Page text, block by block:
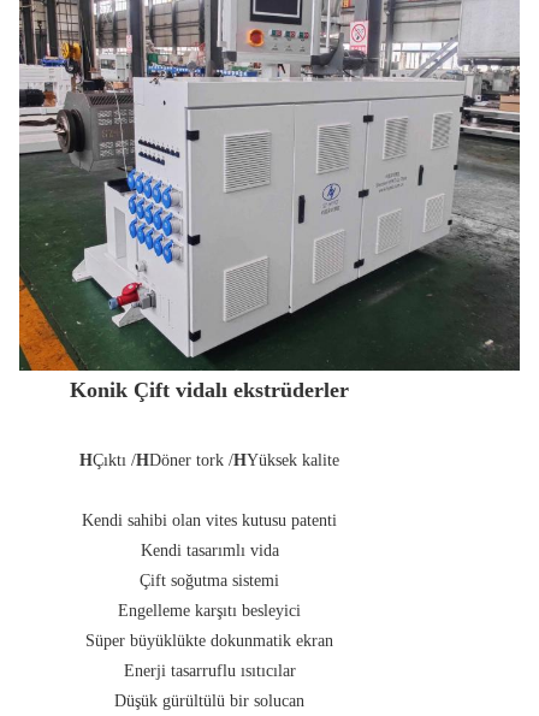
Konik Çift vidalı ekstrüderler
HÇıktı /HDöner tork /HYüksek kalite
Kendi sahibi olan vites kutusu patenti
Kendi tasarımlı vida
Çift soğutma sistemi
Engelleme karşıtı besleyici
Süper büyüklükte dokunmatik ekran
Enerji tasarruflu ısıtıcılar
Düşük gürültülü bir solucan